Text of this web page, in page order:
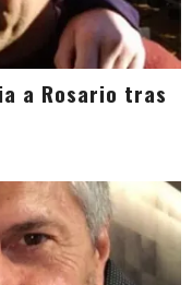
a Rosario tras